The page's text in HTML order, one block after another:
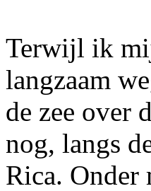
Terwijl ik
langzaam
de zee over
nog, langs
Rica. Onder